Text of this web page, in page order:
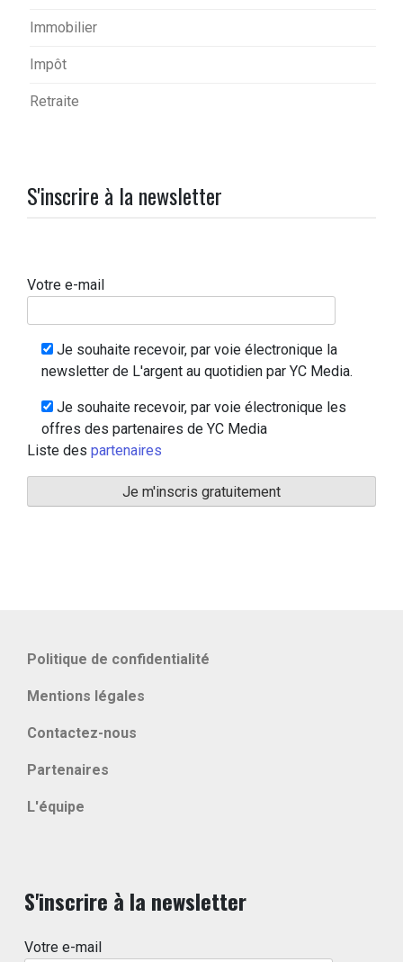
Immobilier
Impôt
Retraite
S'inscrire à la newsletter
Votre e-mail
Je souhaite recevoir, par voie électronique la
newsletter de L'argent au quotidien par YC Media.
Je souhaite recevoir, par voie électronique les
offres des partenaires de YC Media
Liste des partenaires
Politique de confidentialité
Mentions légales
Contactez-nous
Partenaires
L'équipe
S'inscrire à la newsletter
Votre e-mail